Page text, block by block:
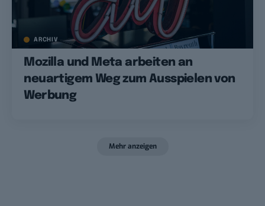
ARCHIV
Mozilla und Meta arbeiten an
neuartigem Weg zum Ausspielen von
Werbung
Mehr anzeigen